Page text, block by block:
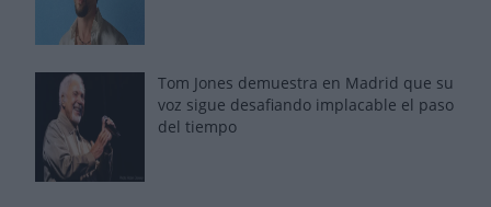
Tom Jones demuestra en Madrid que su
voz sigue desafiando implacable el paso
del tiempo